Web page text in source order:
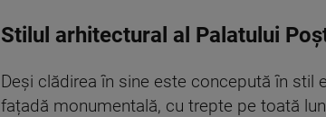
Stilul arhitectural al Palatului
Deși clădirea în sine este concepută în stil
fațadă monumentală, cu trepte pe toată